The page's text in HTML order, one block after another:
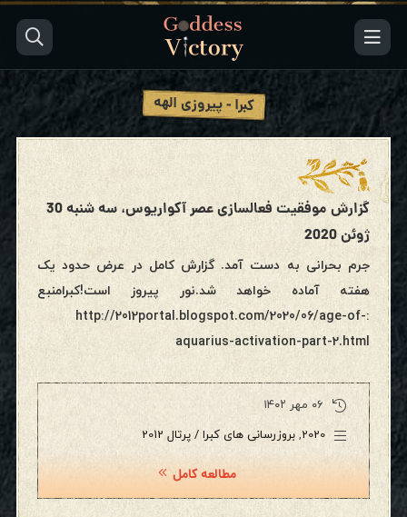
کبرا - پیروزی الهه
گزارش موفقیت فعالسازی عصر آکواریوس، سه شنبه 30
ژوئن 2020
جرم بحرانی به دست آمد. گزارش کامل در عرض حدود یک
هفته آماده خواهد شد.نور پیروز است!کبرامنبع
:http://2012portal.blogspot.com/2020/06/age-of-
aquarius-activation-part-2.html
۰۶ مهر ۱۴۰۲
2020
, بروزرسانی های کبرا / پرتال 2012
مطالعه کامل